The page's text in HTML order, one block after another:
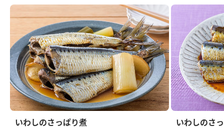
いわしのさっぱり煮 いわしのさ